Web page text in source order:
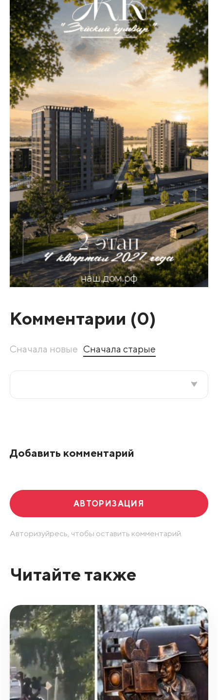
Комментарии (0)
Сначала новые Сначала старые
Добавить комментарий
АВТОРИЗАЦИЯ
Авторизуйресь, чтобы оставить комментарий.
Читайте также